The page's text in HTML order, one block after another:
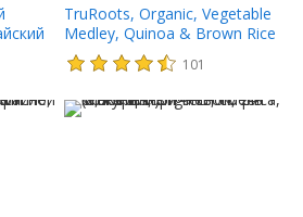
г)
TruRoots, Organic, Vegetable
Medley, Quinoa & Brown Rice
Blend, 8.5 oz (241 g)
101